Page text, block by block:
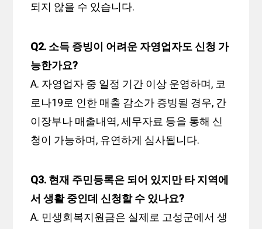
되지 않을 수 있습니다.
Q2. 소득 증빙이 어려운 자영업자도 신청 가
능한가요?
A. 자영업자 중 일정 기간 이상 운영하며, 코
로나19로 인한 매출 감소가 증빙될 경우, 간
이장부나 매출내역, 세무자료 등을 통해 신
청이 가능하며, 유연하게 심사됩니다.
Q3. 현재 주민등록은 되어 있지만 타 지역에
서 생활 중인데 신청할 수 있나요?
A. 민생회복지원금은 실제로 고성군에서 생